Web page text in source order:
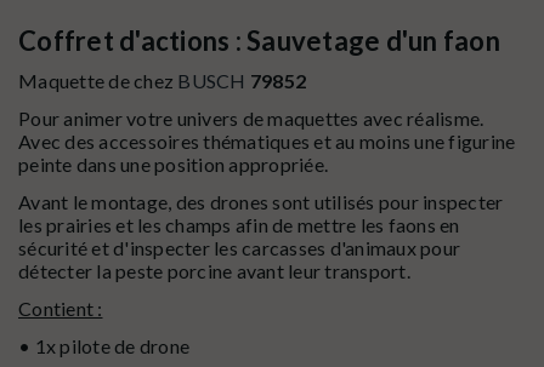
Coffret d'actions : Sauvetage d'un faon
Maquette de chez BUSCH 79852
Pour animer votre univers de maquettes avec réalisme.
Avec des accessoires thématiques et au moins une figurine
peinte dans une position appropriée.
Avant le montage, des drones sont utilisés pour inspecter
les prairies et les champs afin de mettre les faons en
sécurité et d'inspecter les carcasses d'animaux pour
détecter la peste porcine avant leur transport.
Contient :
• 1x pilote de drone